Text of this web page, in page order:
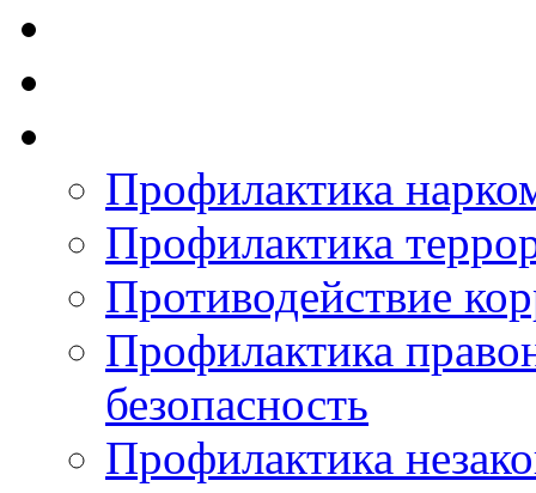
Профилактика
Профилактика
Противодействие
Профилактика
безопасность
Профилактика